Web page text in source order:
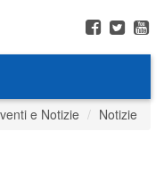
e Notizie Notizie